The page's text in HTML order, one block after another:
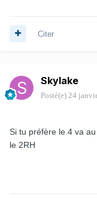
Citer
Skylake
Posté(e) 24
Si tu préfère le 4 va
le 2RH